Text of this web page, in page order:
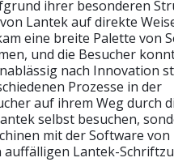
ihrer besonderen
Lantek auf direkte
eine breite Palette von
und die Besucher
nach Innovation
Prozesse in der
auf ihrem Weg durch
selbst besuchen,
mit der Software von
Lantek-